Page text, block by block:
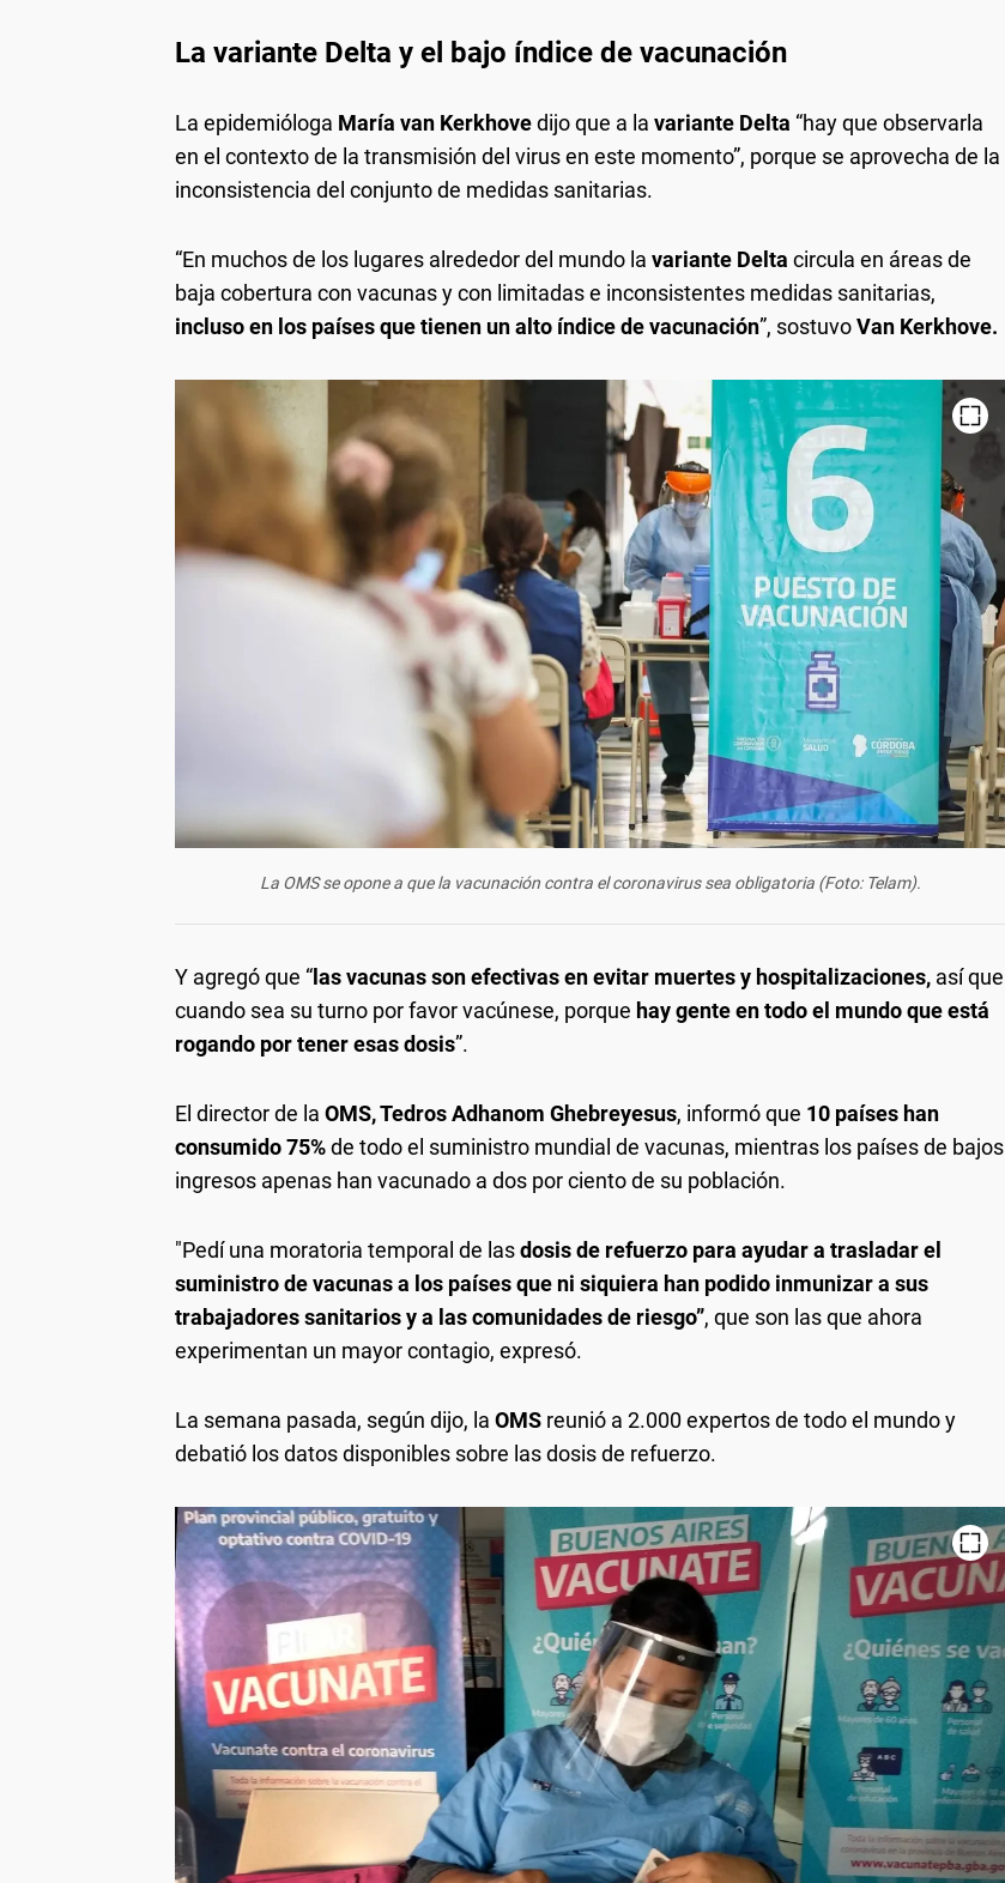
La variante Delta y el bajo índice de vacunación
La epidemióloga María van Kerkhovedijo que a la variante Delta “hay que observarla
en el contexto de la transmisión del virus en este momento”, porque se aprovecha de la
inconsistencia del conjunto de medidas sanitarias.
“En muchos de los lugares alrededor del mundo la variante Delta circula en áreas de
baja cobertura con vacunas y con limitadas e inconsistentes medidas sanitarias,
incluso en los países que tienen un alto índice de vacunación”, sostuvoVan Kerkhove.
La OMS se opone a que la vacunación contra el coronavirus sea obligatoria (Foto: Telam).
Y agregó que “las vacunas son efectivas en evitar muertes y hospitalizaciones, así que
cuando sea su turno por favor vacúnese, porque hay gente en todo el mundo que está
rogando por tener esas dosis”.
El director de la OMS, Tedros Adhanom Ghebreyesus, informó que 10 países han
consumido 75%de todo el suministro mundial de vacunas, mientras los países de bajos
ingresos apenas han vacunado a dos por ciento de su población.
"Pedí una moratoria temporal de lasdosis de refuerzo para ayudar a trasladar el
suministro de vacunas a los países que ni siquiera han podido inmunizar a sus
trabajadores sanitarios y a las comunidades de riesgo”, que son las que ahora
experimentan un mayor contagio, expresó.
La semana pasada, según dijo, la OMS reunió a 2.000 expertos de todo el mundo y
debatió los datos disponibles sobre las dosis de refuerzo.